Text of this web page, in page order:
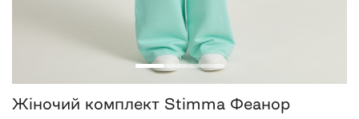
Жіночий комплект Stimma Феанор